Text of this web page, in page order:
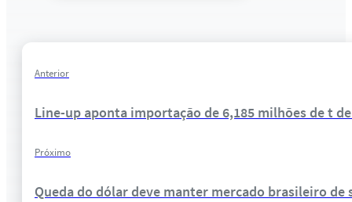
Anterior
Line-up aponta importação de 6,185 milhões de t
Próximo
Queda do dólar deve manter mercado brasileiro de